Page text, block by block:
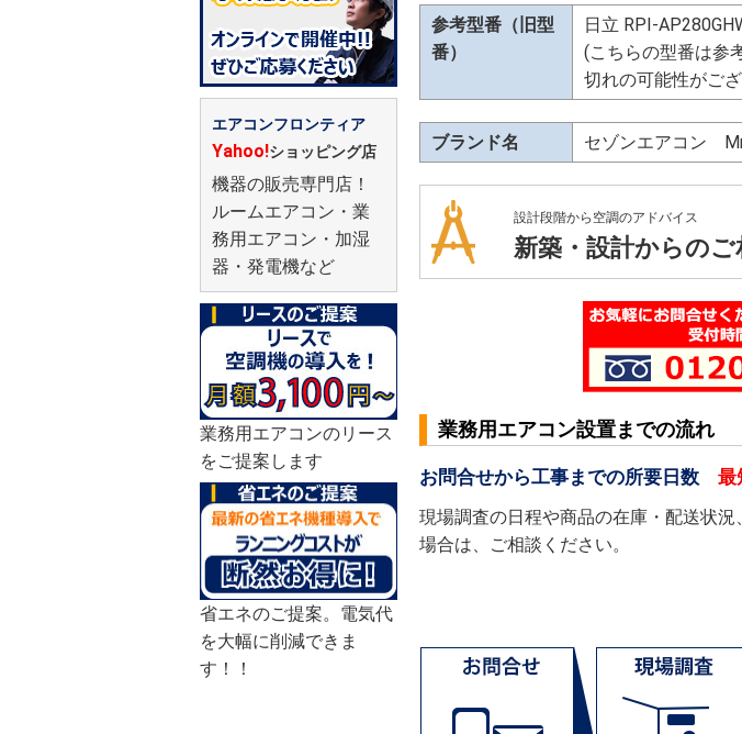
エアコンフロンティア
Yahoo!ショッピング店
機器の販売専門店！
ルームエアコン・業
務用エアコン・加湿
器・発電機など
業務用エアコンのリース
をご提案します
省エネのご提案。電気代
を大幅に削減できま
す！！
参考型番（旧型
番）
日立 RPI-
(こちらの型番は参
切れの可能性がござ
ブランド名 セゾンエアコン
設計段階から空調のアドバイス
新築・設計からのご
業務用エアコン設置までの流れ
お問合せから工事までの所要日数 最
現場調査の日程や商品の在庫・配送状
場合は、ご相談ください。